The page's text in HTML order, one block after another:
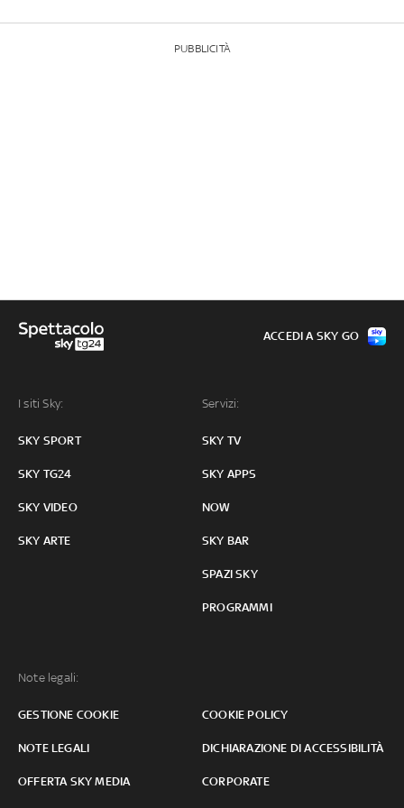
PUBBLICITÀ
I siti Sky:
SKY SPORT
SKY TG24
SKY VIDEO
SKY ARTE
Servizi:
SKY TV
SKY APPS
NOW
SKY BAR
SPAZI SKY
PROGRAMMI
Note legali:
GESTIONE COOKIE COOKIE POLICY
NOTE LEGALI DICHIARAZIONE DI ACCESSIBILITÀ
OFFERTA SKY MEDIA CORPORATE
ACCEDI A SKY GO